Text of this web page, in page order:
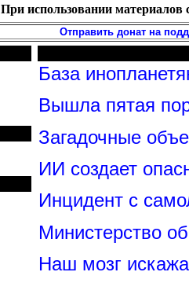
При использовании материалов
Отправить донат на
База
Вышла пятая
Загадочные
ИИ создает
Инцидент с
Министерство
Наш мозг